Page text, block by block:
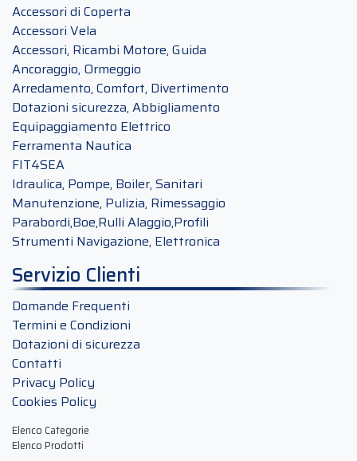
Accessori di Coperta
Accessori Vela
Accessori, Ricambi Motore, Guida
Ancoraggio, Ormeggio
Arredamento, Comfort, Divertimento
Dotazioni sicurezza, Abbigliamento
Equipaggiamento Elettrico
Ferramenta Nautica
FIT4SEA
Idraulica, Pompe, Boiler, Sanitari
Manutenzione, Pulizia, Rimessaggio
Parabordi,Boe,Rulli Alaggio,Profili
Strumenti Navigazione, Elettronica
Servizio Clienti
Domande Frequenti
Termini e Condizioni
Dotazioni di sicurezza
Contatti
Privacy Policy
Cookies Policy
Elenco Categorie
Elenco Prodotti